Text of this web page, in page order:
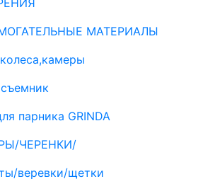
МАТЕРИАЛЫ
парника GRINDA
ЧЕРЕНКИ/
веревки/щетки